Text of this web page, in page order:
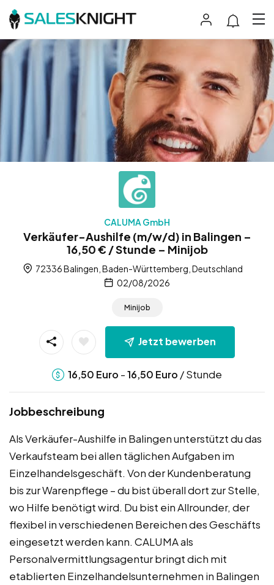
CALUMA GmbH
Verkäufer-Aushilfe (m/w/d) in Balingen –
16,50 € / Stunde – Minijob
72336 Balingen, Baden-Württemberg, Deutschland
02/08/2026
Minijob
Jetzt bewerben
16,50 Euro -16,50 Euro / Stunde
Jobbeschreibung
Als Verkäufer-Aushilfe in Balingen unterstützt du das
Verkaufsteam bei allen täglichen Aufgaben im
Einzelhandelsgeschäft. Von der Kundenberatung
bis zur Warenpflege – du bist überall dort zur Stelle,
wo Hilfe benötigt wird. Du bist ein Allrounder, der
flexibel in verschiedenen Bereichen des Geschäfts
eingesetzt werden kann. CALUMA als
Personalvermittlungsagentur bringt dich mit
etablierten Einzelhandelsunternehmen in Balingen